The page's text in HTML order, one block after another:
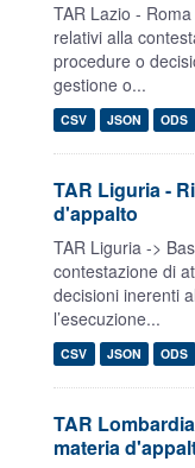
TAR Lazio -
relativi alla
procedure o
gestione o...
CSV JSON ODS
TAR Liguria -
d'appalto
TAR Liguria ->
contestazione di
decisioni inerenti
l’esecuzione...
CSV JSON ODS
TAR
materia